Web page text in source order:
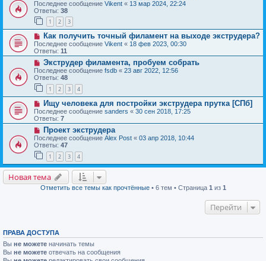
Последнее сообщение Vikent « 13 мар 2024, 22:24
Ответы: 38
1 2 3
Как получить точный филамент на выходе экструдера?
Последнее сообщение Vikent « 18 фев 2023, 00:30
Ответы: 11
Экструдер филамента, пробуем собрать
Последнее сообщение fsdb « 23 авг 2022, 12:56
Ответы: 48
1 2 3 4
Ищу человека для постройки экструдера прутка [СПб]
Последнее сообщение sanders « 30 сен 2018, 17:25
Ответы: 7
Проект экструдера
Последнее сообщение Alex Post « 03 апр 2018, 10:44
Ответы: 47
1 2 3 4
Новая тема
Отметить все темы как прочтённые• 6 тем • Страница 1 из 1
Перейти
ПРАВА ДОСТУПА
Вы не можете начинать темы
Вы не можете отвечать на сообщения